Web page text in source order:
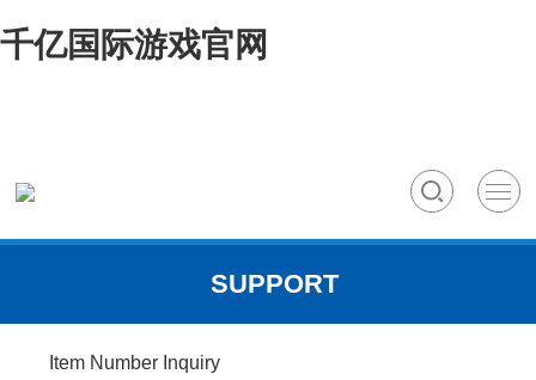
千亿国际游戏官网
SUPPORT
Item Number Inquiry